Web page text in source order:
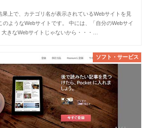
果上で、カテゴリ名が表示されているWebサイトを見
のようなWebサイトです。 中には、「自分のWebサイ
大きなWebサイトじゃないから・・・…
ソフト・サービス